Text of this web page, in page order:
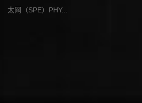
太网（SPE）PHY...